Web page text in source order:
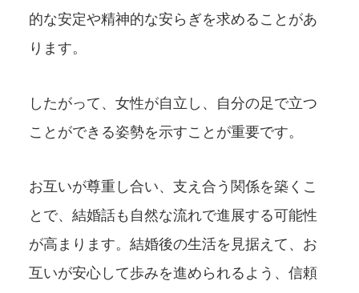
的な安定や精神的な安らぎを求めることがあ
ります。
したがって、女性が自立し、自分の足で立つ
ことができる姿勢を示すことが重要です。
お互いが尊重し合い、支え合う関係を築くこ
とで、結婚話も自然な流れで進展する可能性
が高まります。結婚後の生活を見据えて、お
互いが安心して歩みを進められるよう、信頼